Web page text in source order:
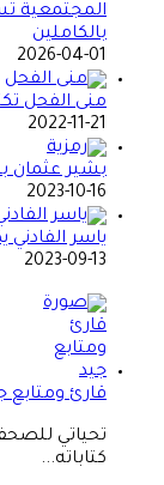
المجتمعية
بالكاملين
2026-04-01
منى الفحل
2022-11-21
بشير عثمان بشير
2023-10-16
ياسر
2023-09-13
قارئ ومتابع
تحياتي
كتاباته...